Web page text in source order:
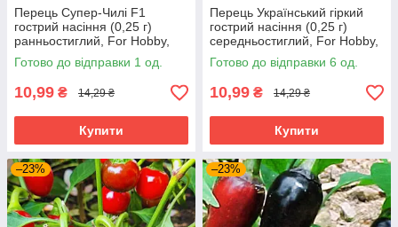
Перець Супер-Чилі F1
гострий насіння (0,25 г)
ранньостиглий, For Hobby,
TM GL Seeds
Готово до відправки 1 од.
10,99 ₴ 14,29 ₴
Купити
Перець Український гіркий
гострий насіння (0,25 г)
середньостиглий, For Hobby,
TM GL Seeds
Готово до відправки 6 од.
10,99 ₴ 14,29 ₴
Купити
–23% –23%